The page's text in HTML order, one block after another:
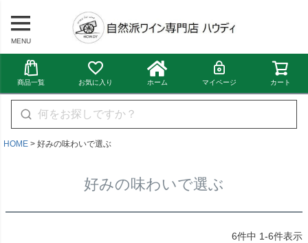
MENU
商品一覧 お気に入り ホーム マイページ カート
HOME 好みの味わいで選ぶ
好みの味わいで選ぶ
6件中 1-6件表示